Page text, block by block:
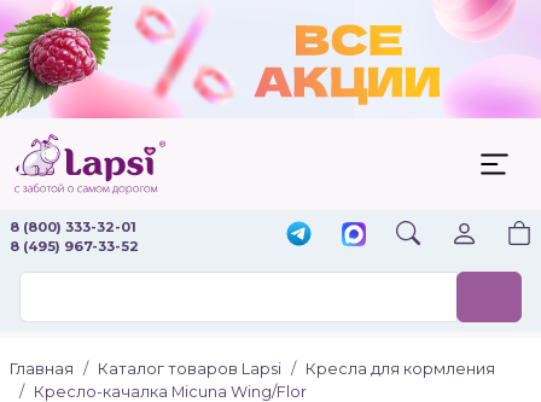
8 (800) 333-32-01
8 (495) 967-33-52
Главная Каталог товаров Lapsi
Кресла для кормления
Кресло-качалка Micuna Wing/Flor